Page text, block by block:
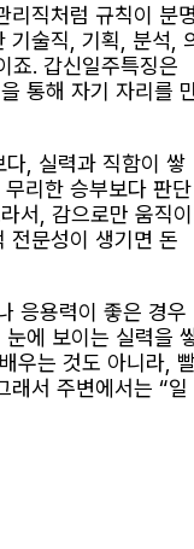
리직처럼 규칙이 분
기술직, 기획, 분석,
죠. 갑신일주특징은
통해 자기 자리를
, 실력과 직함이 쌓
리한 승부보다 판단
서, 감으로만 움직이
전문성이 생기면 돈
응용력이 좋은 경우
에 보이는 실력을
우는 것도 아니라,
래서 주변에서는 “일